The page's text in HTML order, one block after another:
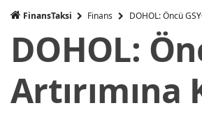
FinansTaksi Finans DOHOL: Öncü
DOHOL:
Artırımına